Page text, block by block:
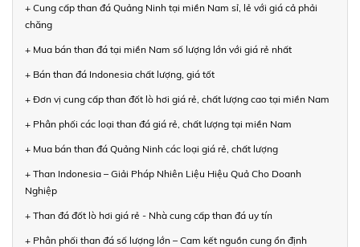
+ Cung cấp than đá Quảng Ninh tại miền Nam sỉ, lẻ với giá cả phải
chăng
+ Mua bán than đá tại miền Nam số lượng lớn với giá rẻ nhất
+ Bán than đá Indonesia chất lượng, giá tốt
+ Đơn vị cung cấp than đốt lò hơi giá rẻ, chất lượng cao tại miền Nam
+ Phân phối các loại than đá giá rẻ, chất lượng tại miền Nam
+ Mua bán than đá Quảng Ninh các loại giá rẻ, chất lượng
+ Than Indonesia – Giải Pháp Nhiên Liệu Hiệu Quả Cho Doanh
Nghiệp
+ Than đá đốt lò hơi giá rẻ - Nhà cung cấp than đá uy tín
+ Phân phối than đá số lượng lớn – Cam kết nguồn cung ổn định